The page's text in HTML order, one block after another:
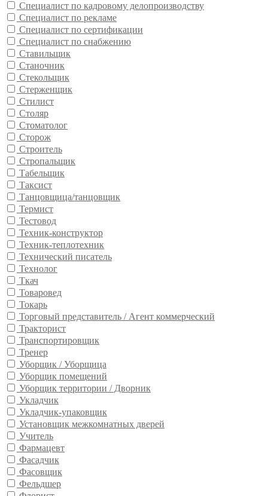
Специалист по кадровому делопроизводству
Специалист по рекламе
Специалист по сертификации
Специалист по снабжению
Ставильщик
Станочник
Стекольщик
Стерженщик
Стилист
Столяр
Стоматолог
Сторож
Строитель
Стропальщик
Табельщик
Таксист
Танцовщица/танцовщик
Термист
Тестовод
Техник-конструктор
Техник-теплотехник
Технический писатель
Технолог
Ткач
Товаровед
Токарь
Торговый представитель / Агент коммерческий
Тракторист
Транспортировщик
Тренер
Уборщик / Уборщица
Уборщик помещений
Уборщик территории / Дворник
Укладчик
Укладчик-упаковщик
Установщик межкомнатных дверей
Учитель
Фармацевт
Фасадчик
Фасовщик
Фельдшер